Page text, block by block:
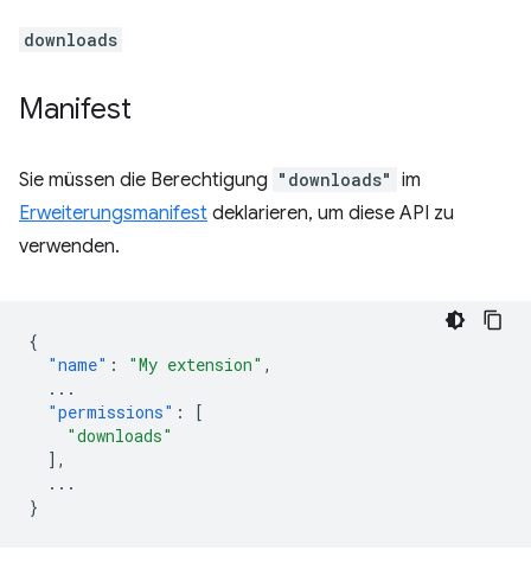
downloads
Manifest
Sie müssen die Berechtigung "downloads" im
Erweiterungsmanifest deklarieren, um diese API zu
verwenden.
{
"name" : "My extension" ,
...
"permissions" :
[
"downloads"
],
...
}